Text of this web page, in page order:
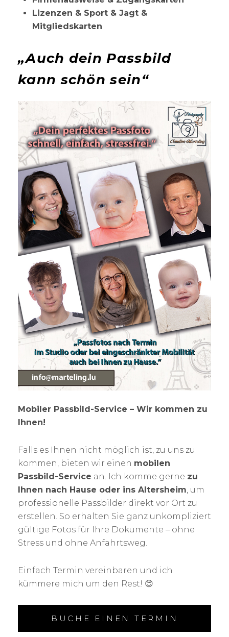
Lizenzen & Sport & Jagt &
Mitgliedskarten
„Auch dein Passbild
kann schön sein“
Mobiler Passbild-Service – Wir kommen zu
Ihnen!
Falls es Ihnen nicht möglich ist, zu uns zu
kommen, bieten wir einen mobilen
Passbild-Service an. Ich komme gerne zu
Ihnen nach Hause oder ins Altersheim , um
professionelle Passbilder direkt vor Ort zu
erstellen. So erhalten Sie ganz unkompliziert
gültige Fotos für Ihre Dokumente – ohne
Stress und ohne Anfahrtsweg.
Einfach Termin vereinbaren und ich
kümmere mich um den Rest! 😊
BUCHE EINEN TERMIN